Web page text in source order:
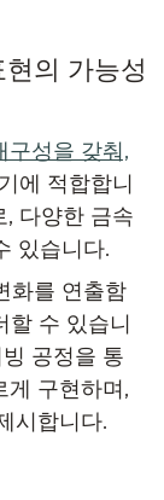
의 가능성
구성을 갖춰,
에 적합합니
다양한 금속
있습니다.
화를 연출함
할 수 있습니
공정을 통
게 구현하며,
시합니다.